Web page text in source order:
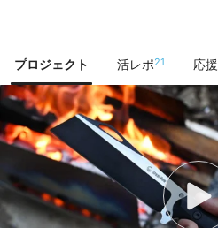
プロジェクト 活レポ21 応援